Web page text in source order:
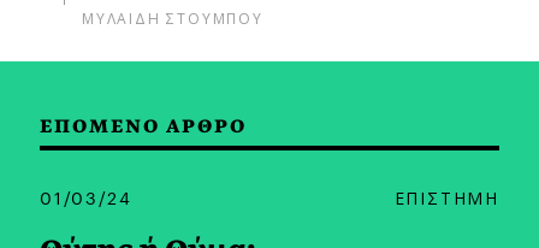
ΜΥΛΑΙΔΗ ΣΤΟΥΜΠΟΥ
ΕΠΟΜΕΝΟ ΑΡΘΡΟ
01/03/24 ΕΠΙΣΤΗΜΗ